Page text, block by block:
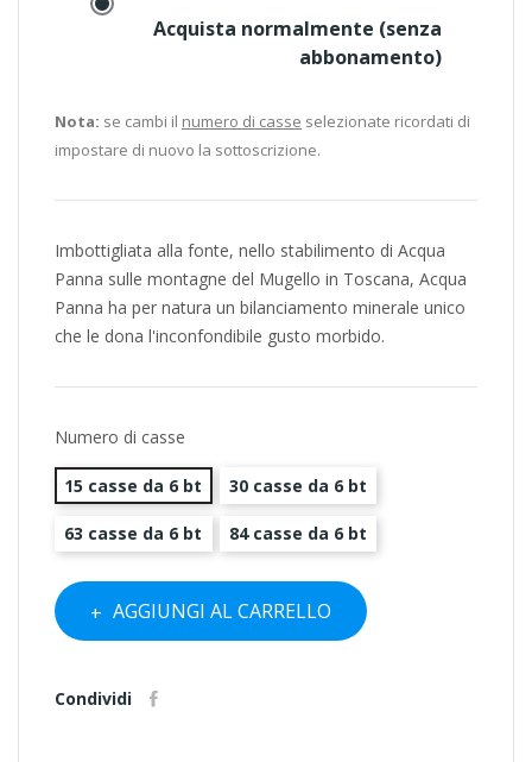
Acquista normalmente (senza
abbonamento)
Nota: se cambi il numero di casse selezionate ricordati di
impostare di nuovo la sottoscrizione.
Imbottigliata alla fonte, nello stabilimento di Acqua
Panna sulle montagne del Mugello in Toscana, Acqua
Panna ha per natura un bilanciamento minerale unico
che le dona l'inconfondibile gusto morbido.
Numero di casse
15 casse da 6 bt 30 casse da 6 bt
63 casse da 6 bt 84 casse da 6 bt
AGGIUNGI AL CARRELLO
Condividi